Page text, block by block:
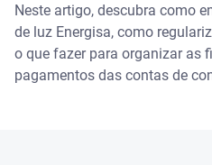
Aplicativo Energisa On
Telefone
Neste artigo, descubra como
de luz Energisa, como
o que fazer para organizar as
pagamentos das contas de